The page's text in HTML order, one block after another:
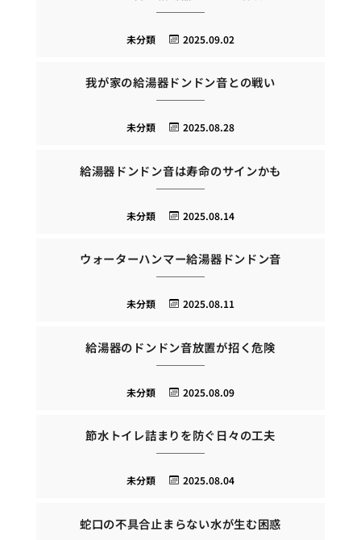
2025.09.02
未分類
我が家の給湯器ドンドン音との戦い
2025.08.28
未分類
給湯器ドンドン音は寿命のサインかも
2025.08.14
未分類
ウォーターハンマー給湯器ドンドン音
2025.08.11
未分類
給湯器のドンドン音放置が招く危険
2025.08.09
未分類
節水トイレ詰まりを防ぐ日々の工夫
2025.08.04
未分類
蛇口の不具合止まらない水が生む困惑